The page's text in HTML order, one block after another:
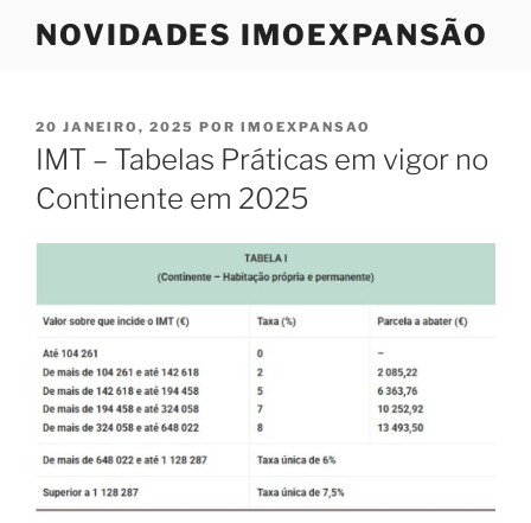
NOVIDADES IMOEXPANSÃO
PUBLICADO
EM
20 JANEIRO, 2025 POR IMOEXPANSAO
IMT – Tabelas Práticas em vigor no
Continente em 2025